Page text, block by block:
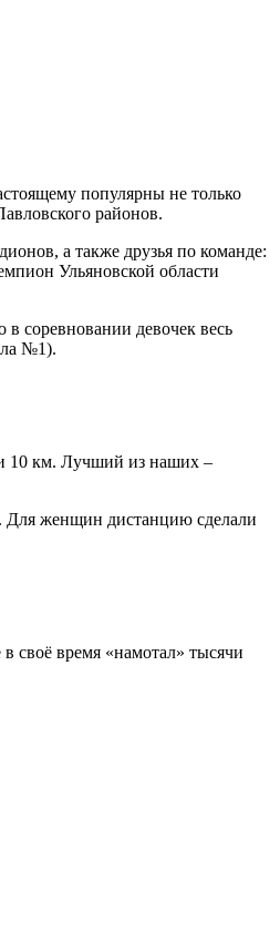
популярны не только
районов.
а также друзья по команде:
Ульяновской области
соревновании девочек весь
№1).
10 км. Лучший из наших –
Для женщин дистанцию сделали
своё время «намотал» тысячи